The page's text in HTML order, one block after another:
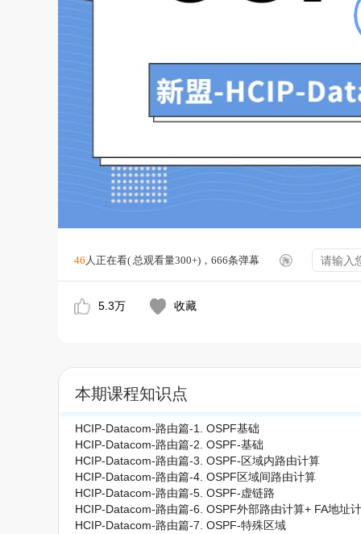
46 人正在看( 总观看量300+)，666条弹幕
5.3万 收藏
本期课程知识点
HCIP-Datacom-路由篇-1. OSPF基础
HCIP-Datacom-路由篇-2. OSPF-基础
HCIP-Datacom-路由篇-3. OSPF-区域内路由计算
HCIP-Datacom-路由篇-4. OSPF区域间路由计算
HCIP-Datacom-路由篇-5. OSPF-虚链路
HCIP-Datacom-路由篇-6. OSPF外部路由计算+ FA地址
HCIP-Datacom-路由篇-7. OSPF-特殊区域